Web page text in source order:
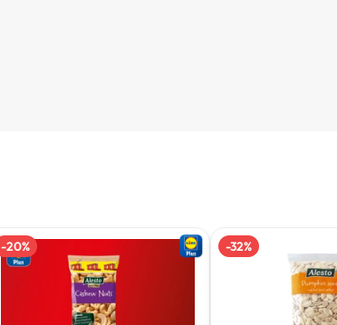
-20% -32%